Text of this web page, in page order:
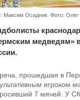
Максим Осадник. Фото:
медведям»
прошедшая в
игроком
7 мячей. У